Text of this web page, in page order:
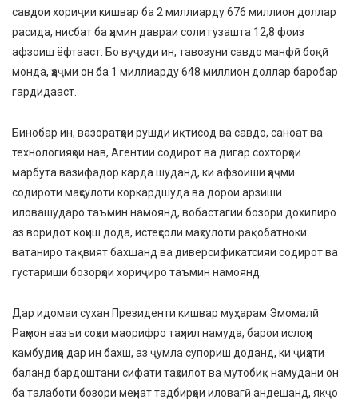
савдои хориҷии кишвар ба 2 миллиарду 676 миллион доллар
расида, нисбат ба ҳамин давраи соли гузашта 12,8 фоиз
афзоиш ёфтааст. Бо вуҷуди ин, тавозуни савдо манфӣ боқӣ
монда, ҳаҷми он ба 1 миллиарду 648 миллион доллар баробар
гардидааст.
Бинобар ин, вазоратҳои рушди иқтисод ва савдо, саноат ва
технологияҳои нав, Агентии содирот ва дигар сохторҳои
марбута вазифадор карда шуданд, ки афзоиши ҳаҷми
содироти маҳсулоти коркардшуда ва дорои арзиши
иловашударо таъмин намоянд, вобастагии бозори дохилиро
аз воридот коҳиш дода, истеҳсоли маҳсулоти рақобатноки
ватаниро тақвият бахшанд ва диверсификатсияи содирот ва
густариши бозорҳои хориҷиро таъмин намоянд.
Дар идомаи сухан Президенти кишвар муҳтарам Эмомалӣ
Раҳмон вазъи соҳаи маорифро таҳлил намуда, барои ислоҳи
камбудиҳо дар ин бахш, аз ҷумла супориш доданд, ки ҷиҳати
баланд бардоштани сифати таҳсилот ва мутобиқ намудани он
ба талаботи бозори меҳнат тадбирҳои иловагӣ андешанд, якҷо